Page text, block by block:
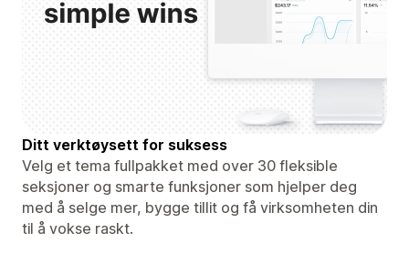
Ditt verktøysett for suksess
Velg et tema fullpakket med over 30 fleksible
seksjoner og smarte funksjoner som hjelper deg
med å selge mer, bygge tillit og få virksomheten din
til å vokse raskt.